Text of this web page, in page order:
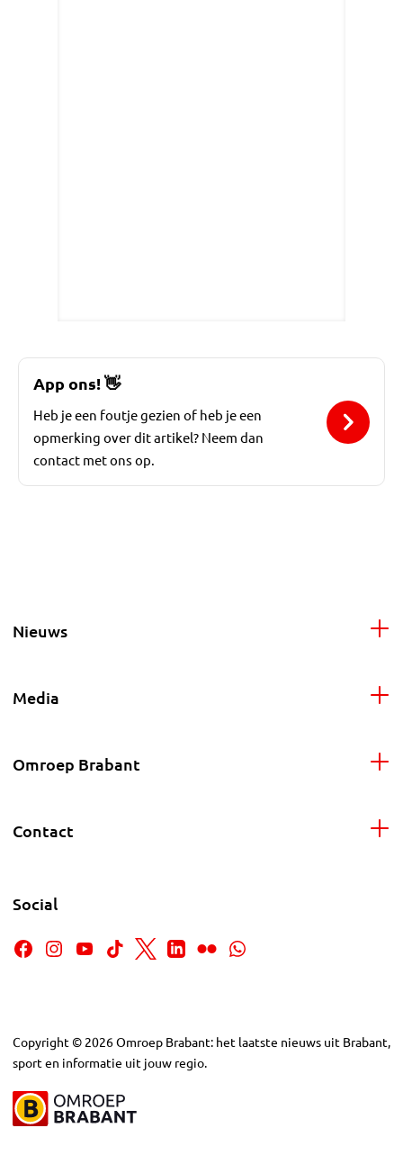
App ons!👋
Heb je een foutje gezien of heb je een
opmerking over dit artikel? Neem dan
contact met ons op.
Nieuws
Media
Omroep Brabant
Contact
Social
Copyright © 2026Omroep Brabant: het laatste nieuws uit Brabant,
sport en informatie uit jouw regio.